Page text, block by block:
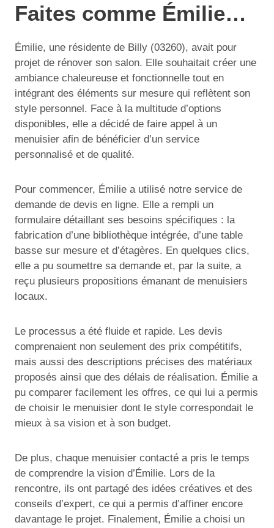
Faites comme Émilie…
Émilie, une résidente de Billy (03260), avait pour
projet de rénover son salon. Elle souhaitait créer une
ambiance chaleureuse et fonctionnelle tout en
intégrant des éléments sur mesure qui reflètent son
style personnel. Face à la multitude d’options
disponibles, elle a décidé de faire appel à un
menuisier afin de bénéficier d’un service
personnalisé et de qualité.
Pour commencer, Émilie a utilisé notre service de
demande de devis en ligne. Elle a rempli un
formulaire détaillant ses besoins spécifiques : la
fabrication d’une bibliothèque intégrée, d’une table
basse sur mesure et d’étagères. En quelques clics,
elle a pu soumettre sa demande et, par la suite, a
reçu plusieurs propositions émanant de menuisiers
locaux.
Le processus a été fluide et rapide. Les devis
comprenaient non seulement des prix compétitifs,
mais aussi des descriptions précises des matériaux
proposés ainsi que des délais de réalisation. Émilie a
pu comparer facilement les offres, ce qui lui a permis
de choisir le menuisier dont le style correspondait le
mieux à sa vision et à son budget.
De plus, chaque menuisier contacté a pris le temps
de comprendre la vision d’Émilie. Lors de la
rencontre, ils ont partagé des idées créatives et des
conseils d’expert, ce qui a permis d’affiner encore
davantage le projet. Finalement, Émilie a choisi un